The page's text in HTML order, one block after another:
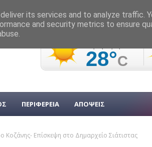
ΠΕΡΙΦΕΡΕΙΑ ΑΠΟΨΕΙΣ
Κοζάνης- Επίσκεψη στο Δημαρχείο Σιάτιστας
its services and to analyze traffic.
and security metrics to ensure